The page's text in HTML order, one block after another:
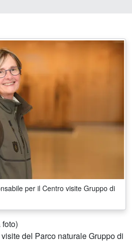
per il Centro visite Gruppo di
del Parco naturale Gruppo di